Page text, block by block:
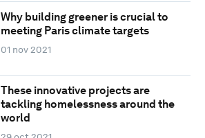
Why building greener is crucial to
meeting Paris climate targets
01 nov 2021
These innovative projects are
tackling homelessness around the
world